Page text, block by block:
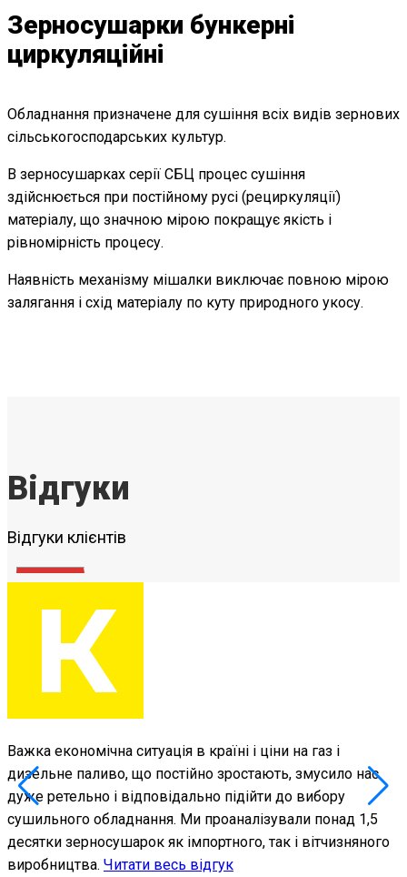
Зерносушарки бункерні
циркуляційні
Обладнання призначене для сушіння всіх видів зернових
сільськогосподарських культур.
В зерносушарках серії СБЦ процес сушіння
здійснюється при постійному русі (рециркуляції)
матеріалу, що значною мірою покращує якість і
рівномірність процесу.
Наявність механізму мішалки виключає повною мірою
залягання і схід матеріалу по куту природного укосу.
Відгуки
Відгуки клієнтів
Важка економічна ситуація в країні і ціни на газ і
дизельне паливо, що постійно зростають, змусило нас
дуже ретельно і відповідально підійти до вибору
сушильного обладнання. Ми проаналізували понад 1,5
десятки зерносушарок як імпортного, так і вітчизняного
виробництва. Читати весь відгук